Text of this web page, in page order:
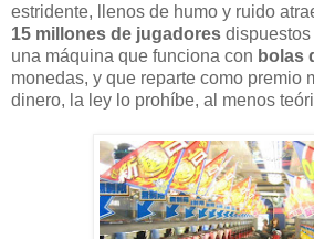
estridente, llenos de humo y ruido
15 millones de jugadores dispuestos
una máquina que funciona con bolas
monedas, y que reparte como premio
dinero, la ley lo prohíbe, al menos